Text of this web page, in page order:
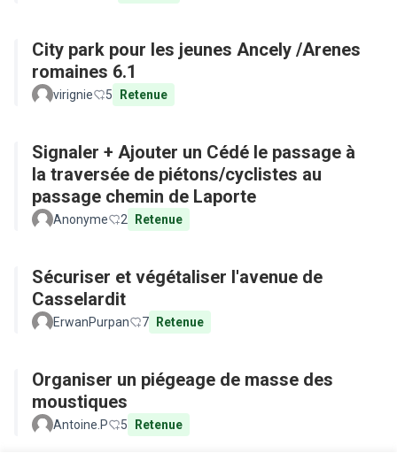
City park pour les jeunes Ancely /Arenes
romaines 6.1
virignie 5 Retenue
Signaler + Ajouter un Cédé le passage à
la traversée de piétons/cyclistes au
passage chemin de Laporte
Anonyme 2 Retenue
Sécuriser et végétaliser l'avenue de
Casselardit
ErwanPurpan 7 Retenue
Organiser un piégeage de masse des
moustiques
Antoine.P 5 Retenue